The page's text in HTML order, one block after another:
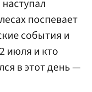
поспевает
события и
июля и кто
в этот день —